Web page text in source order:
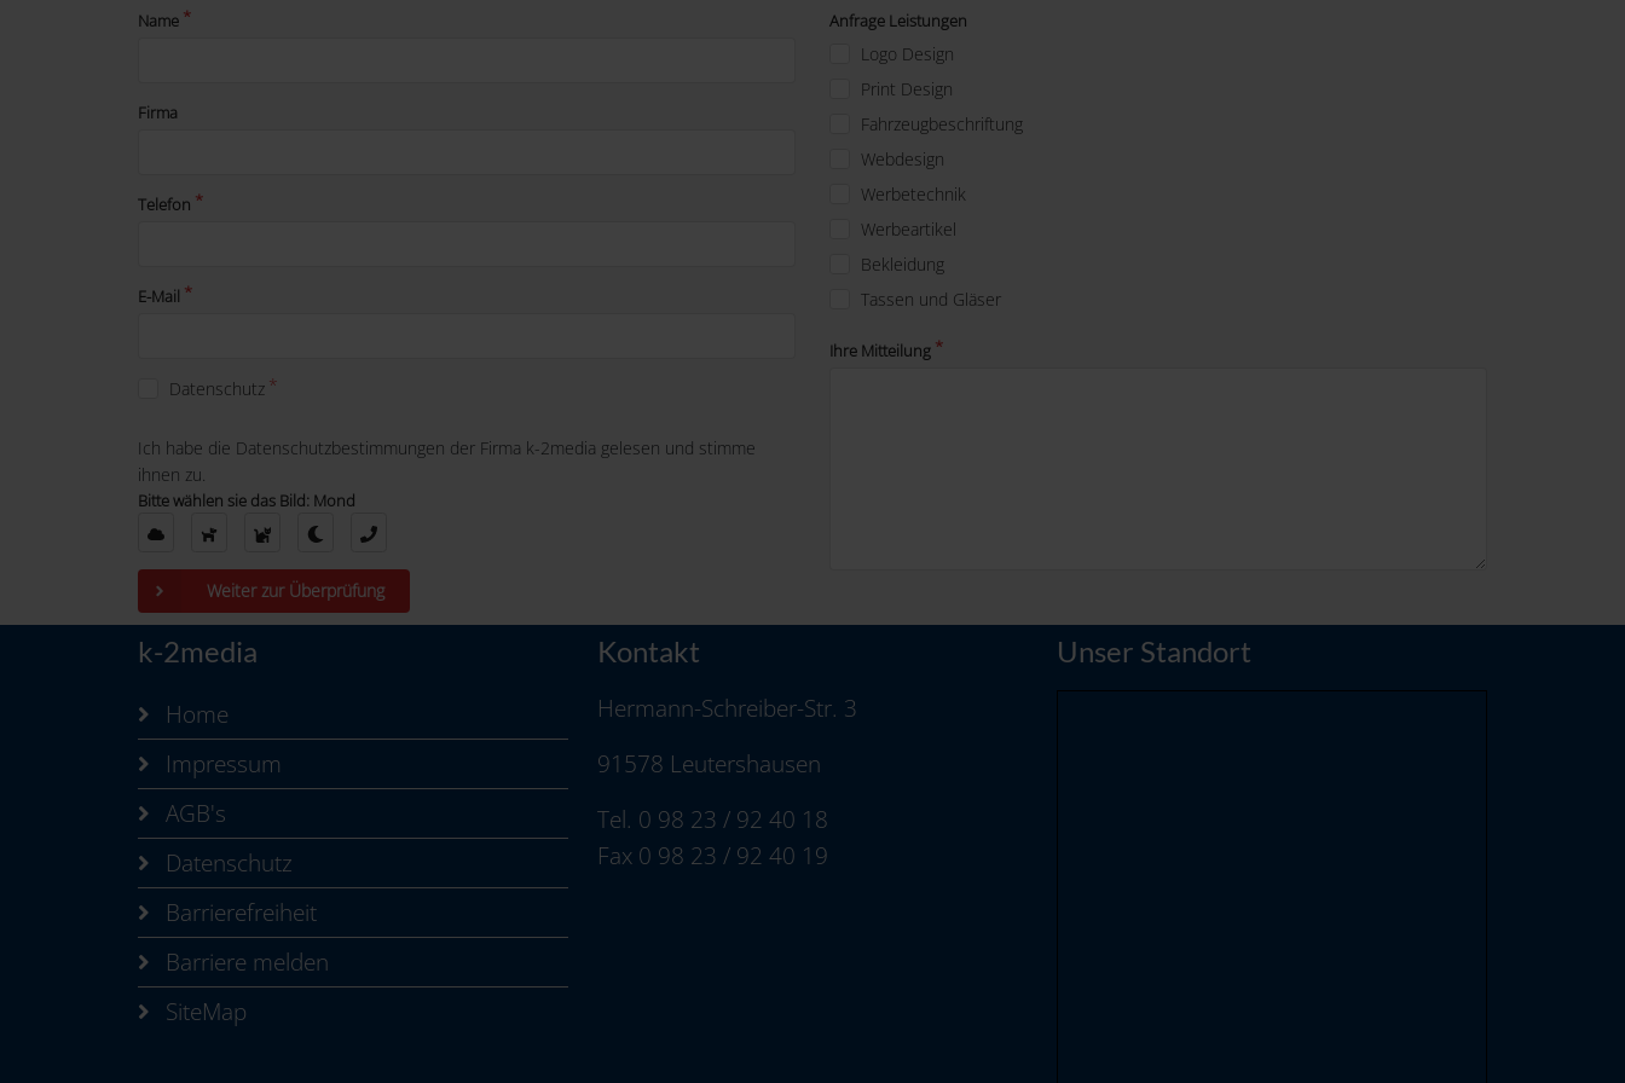
Name
Firma
Telefon
E-Mail
Datenschutz
Ich habe die Datenschutzbestimmungen der Firma k-2media gelesen und stimme
ihnen zu.
Bitte wählen sie das Bild: Mond
Weiter zur Überprüfung
Anfrage Leistungen
Logo Design
Print Design
Fahrzeugbeschriftung
Webdesign
Werbetechnik
Werbeartikel
Bekleidung
Tassen und Gläser
Ihre Mitteilung
k-2media
Home
Impressum
AGB's
Datenschutz
Barrierefreiheit
Barriere melden
SiteMap
Kontakt
Hermann-Schreiber-Str. 3
91578 Leutershausen
Tel. 0 98 23 / 92 40 18
Fax 0 98 23 / 92 40 19
Unser Standort